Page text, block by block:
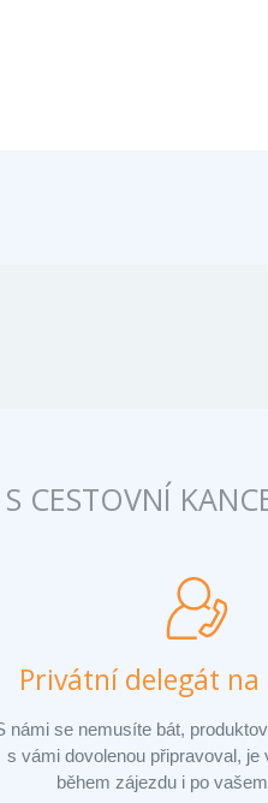
CESTOVNÍ
Privátní delegát
námi se nemusíte bát,
s vámi dovolenou připravoval, je
během zájezdu i po